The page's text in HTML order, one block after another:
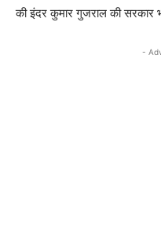
की इंदर कुमार गुजराल की सरकार
-